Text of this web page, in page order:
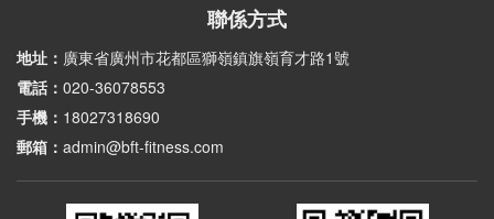
聯係方式
地址： 廣東省廣州市花都區獅嶺鎮旗嶺育才路1號
電話： 020-36078553
手機： 18027318690
郵箱： admin@bft-fitness.com